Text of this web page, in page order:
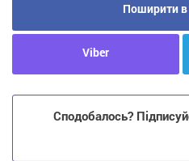
Поширити в
Viber
Сподобалось?